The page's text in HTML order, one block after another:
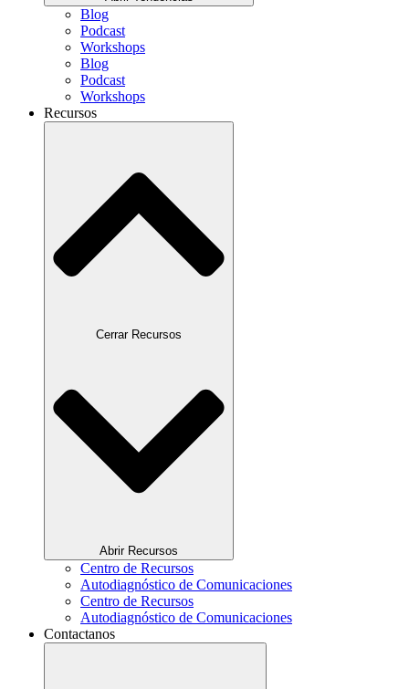
Blog
Podcast
Workshops
Blog
Podcast
Workshops
Recursos
Cerrar Recursos
Abrir Recursos
Centro de Recursos
Autodiagnóstico de Comunicaciones
Centro de Recursos
Autodiagnóstico de Comunicaciones
Contactanos